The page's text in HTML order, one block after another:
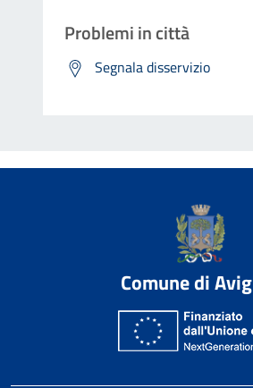
Problemi in città
Segnala disservizio
Comune di